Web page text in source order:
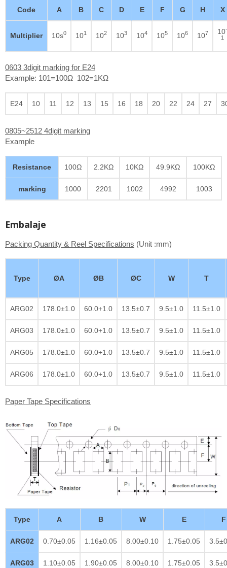
Code A B C D E F G H X
Multiplier 10s0 101 102 103 104 105 106 107 10-
1
0603 3digit marking for E24
Example: 101=100Ω 102=1KΩ
E24 10 11 12 13 15 16 18 20 22 24 27
0805~2512 4digit marking
Example
Resistance 100Ω 2.2KΩ 10KΩ 49.9KΩ 100KΩ
marking 1000 2201 1002 4992 1003
Embalaje
Packing Quantity & Reel Specifications (Unit :mm)
Type ØA ØB ØC W T
ARG02 178.0±1.0 60.0+1.0 13.5±0.7 9.5±1.0 11.5±1.0
ARG03 178.0±1.0 60.0+1.0 13.5±0.7 9.5±1.0 11.5±1.0
ARG05 178.0±1.0 60.0+1.0 13.5±0.7 9.5±1.0 11.5±1.0
ARG06 178.0±1.0 60.0+1.0 13.5±0.7 9.5±1.0 11.5±1.0
Paper Tape Specifications
Type A B W E F
ARG02 0.70±0.05 1.16±0.05 8.00±0.10 1.75±0.05
ARG03 1.10±0.05 1.90±0.05 8.00±0.10 1.75±0.05